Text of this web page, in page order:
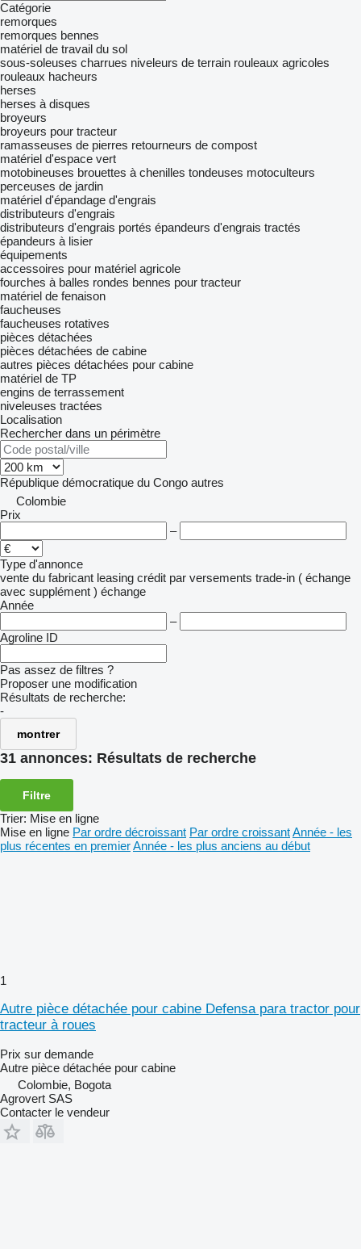
Catégorie
remorques
remorques bennes
matériel de travail du sol
sous-soleuses charrues niveleurs de terrain rouleaux agricoles
rouleaux hacheurs
herses
herses à disques
broyeurs
broyeurs pour tracteur
ramasseuses de pierres retourneurs de compost
matériel d'espace vert
motobineuses brouettes à chenilles tondeuses motoculteurs
perceuses de jardin
matériel d'épandage d'engrais
distributeurs d'engrais
distributeurs d'engrais portés épandeurs d'engrais tractés
épandeurs à lisier
équipements
accessoires pour matériel agricole
fourches à balles rondes bennes pour tracteur
matériel de fenaison
faucheuses
faucheuses rotatives
pièces détachées
pièces détachées de cabine
autres pièces détachées pour cabine
matériel de TP
engins de terrassement
niveleuses tractées
Localisation
Rechercher dans un périmètre
République démocratique du Congo autres
Colombie
Prix
–
Type d'annonce
vente du fabricant leasing crédit par versements trade-in ( échange
avec supplément ) échange
Année
–
Agroline ID
Pas assez de filtres ?
Proposer une modification
Résultats de recherche:
-
montrer
31 annonces: Résultats de recherche
Filtre
Trier: Mise en ligne
Mise en ligne Par ordre décroissant Par ordre croissantAnnée - les
plus récentes en premierAnnée - les plus anciens au début
1
Autre pièce détachée pour cabine Defensa para tractor pour
tracteur à roues
Prix sur demande
Autre pièce détachée pour cabine
Colombie, Bogota
Agrovert SAS
Contacter le vendeur